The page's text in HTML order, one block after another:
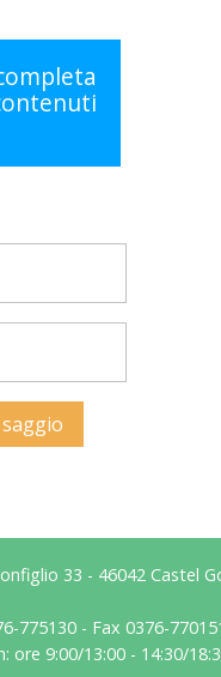
33 - 46042 Castel
775130 - Fax 0376-
ore 9:00/13:00 - 14:30/